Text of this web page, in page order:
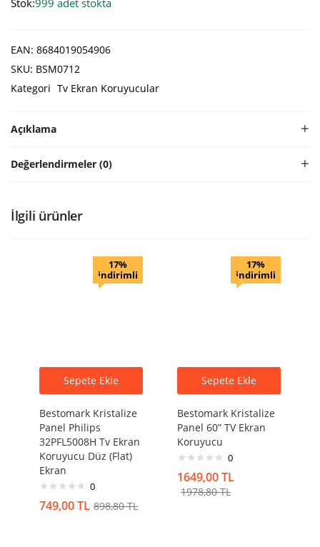
EAN: 8684019054906
SKU: BSM0712
Kategori Tv Ekran Koruyucular
Açıklama
Değerlendirmeler (0)
İlgili ürünler
17%
indirimli
Sepete Ekle
Bestomark Kristalize
Panel Philips
32PFL5008H Tv Ekran
Koruyucu Düz (Flat)
Ekran
0
749,00TL 898,80TL
17%
indirimli
Sepete Ekle
Bestomark Kristalize
Panel 60” TV Ekran
Koruyucu
0
1649,00TL
1978,80TL